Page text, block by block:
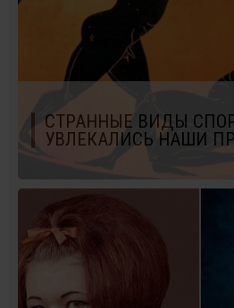
СТРАННЫЕ ВИДЫ
УВЛЕКАЛИСЬ НАШИ